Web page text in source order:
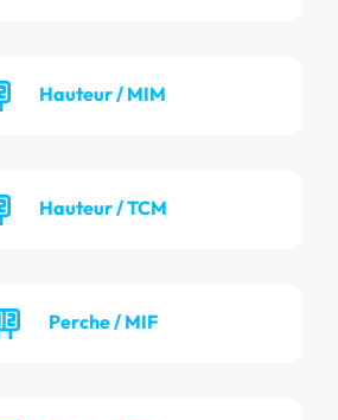
Hauteur / MIM
Hauteur / TCM
Perche / MIF